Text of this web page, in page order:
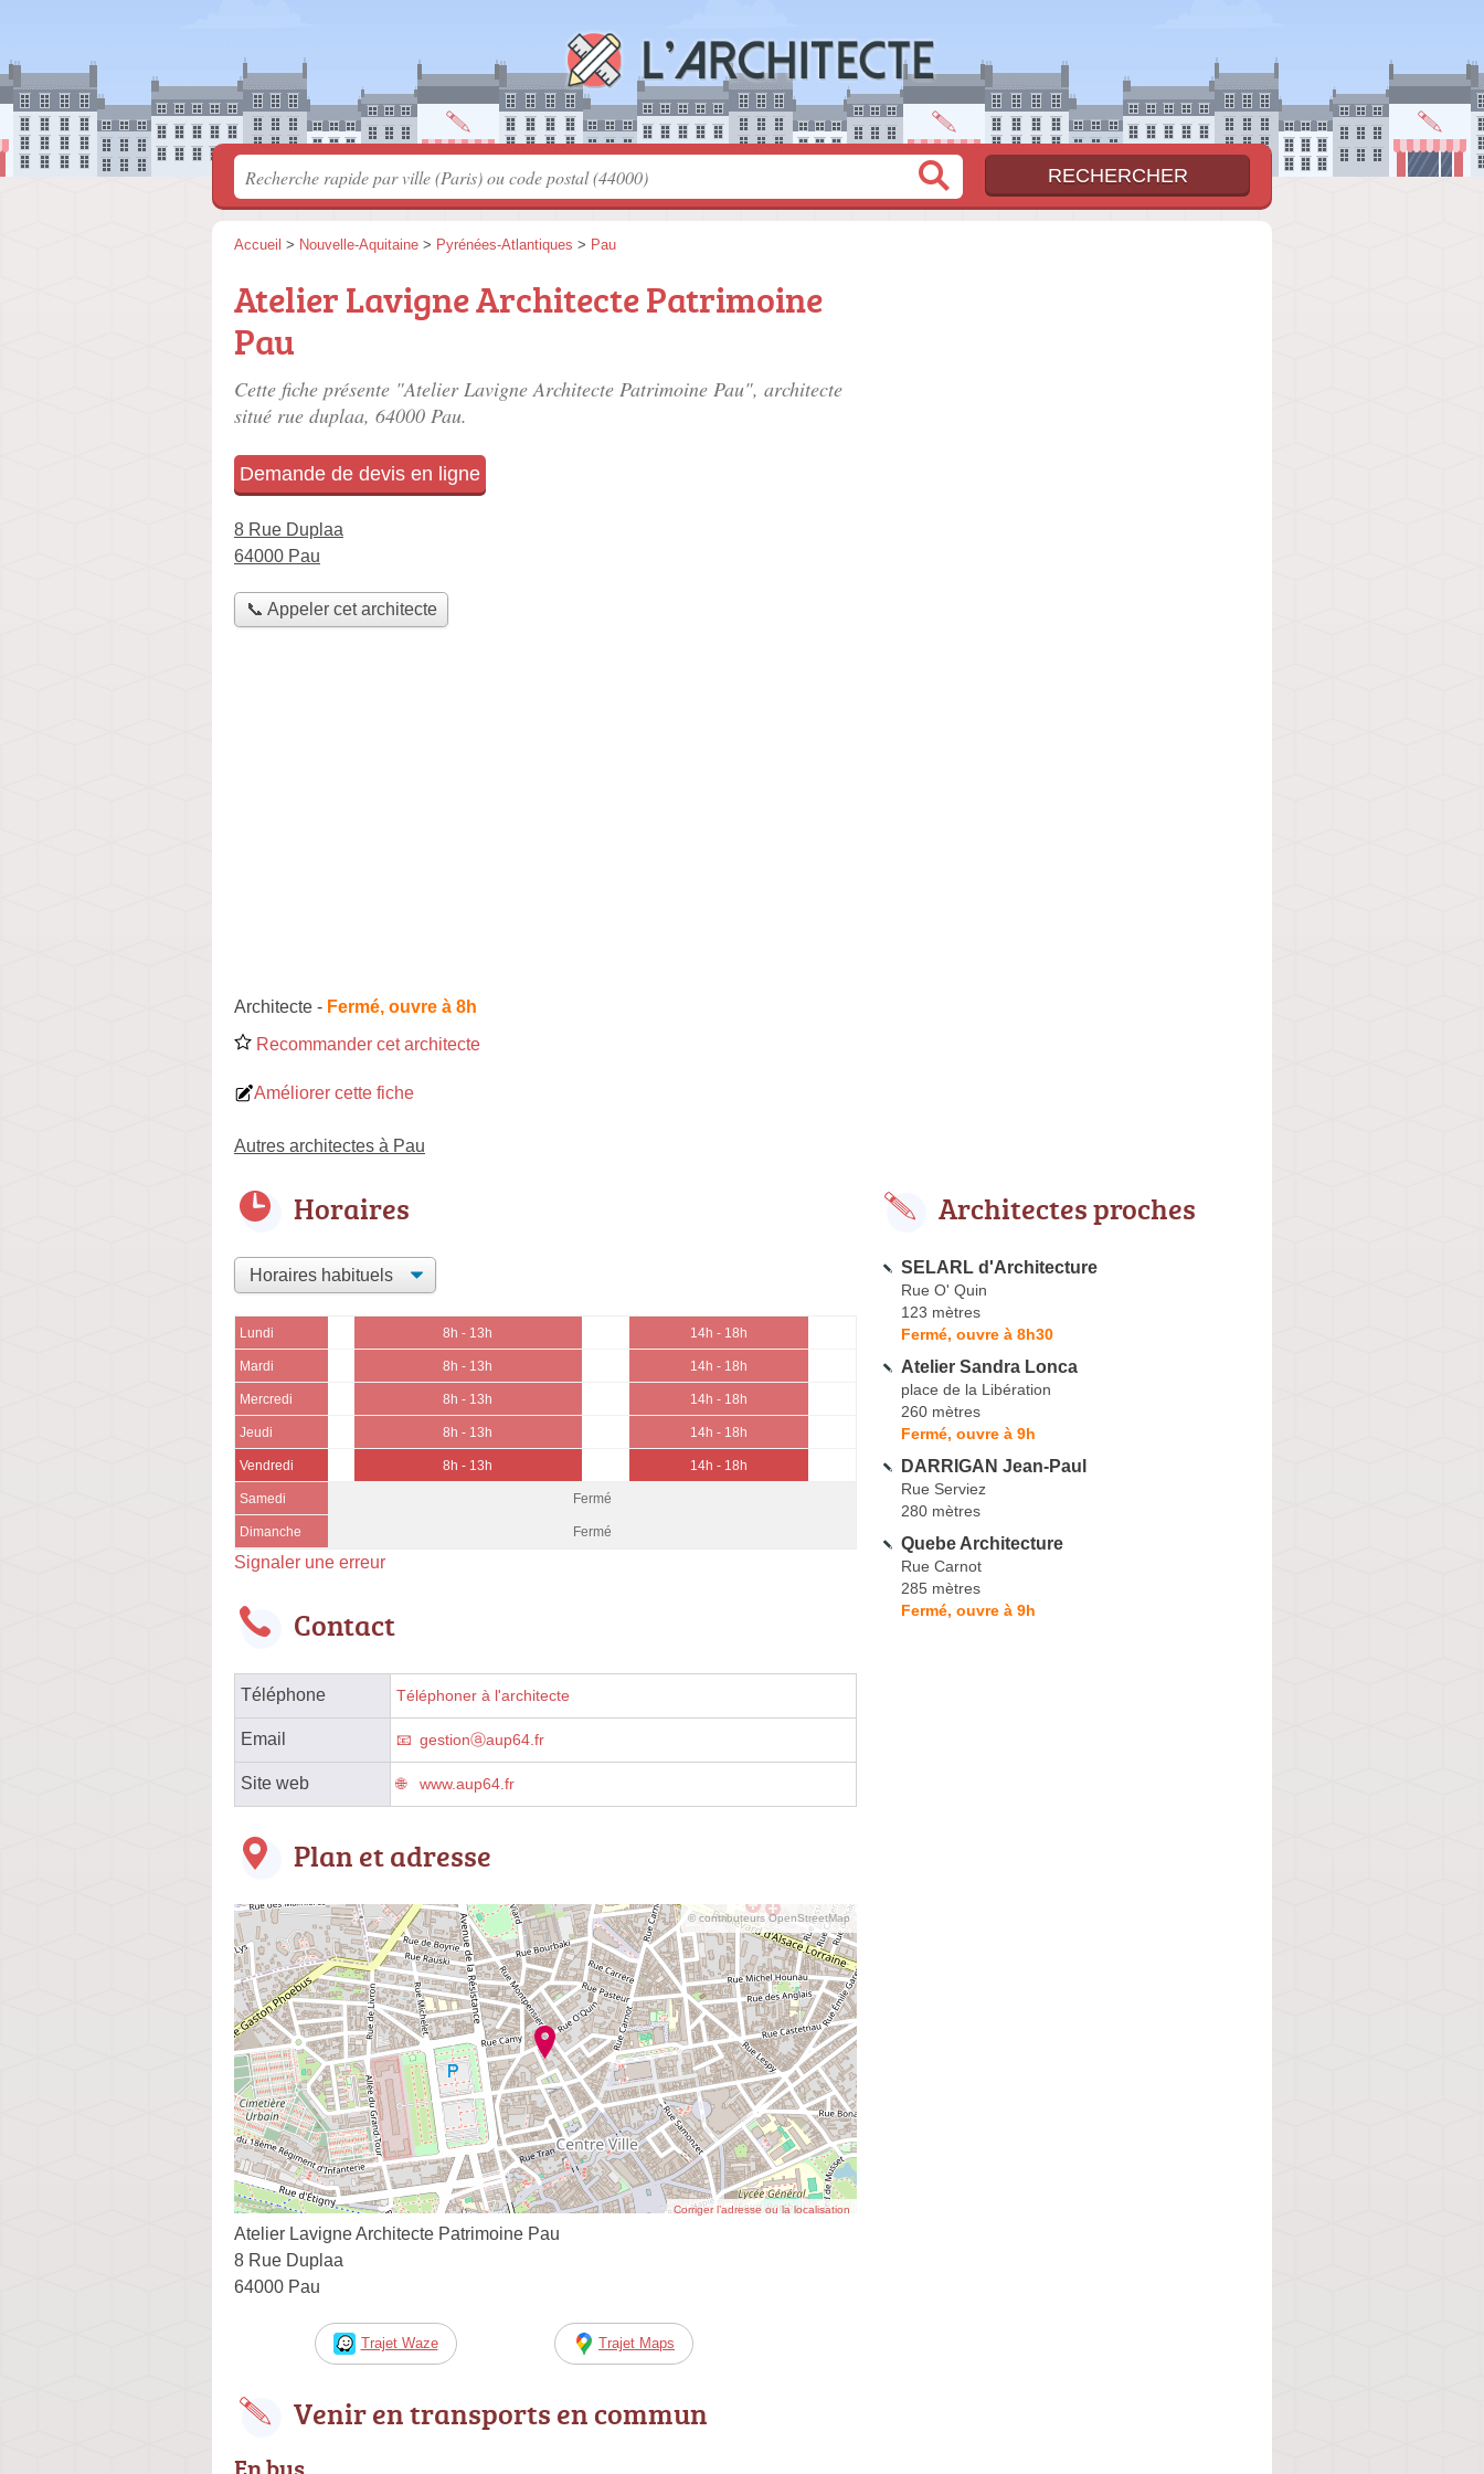
Accueil > Nouvelle-Aquitaine > Pyrénées-Atlantiques > Pau
Atelier Lavigne Architecte Patrimoine
Pau
Cette fiche présente "Atelier Lavigne Architecte Patrimoine Pau", architecte
situé rue duplaa, 64000 Pau.
Demande de devis en ligne
8 Rue Duplaa
64000 Pau
📞 Appeler cet architecte
Architecte - Fermé, ouvre à 8h
Recommander cet architecte
Améliorer cette fiche
Autres architectes à Pau
Horaires
Lundi 8h - 13h 14h - 18h
Mardi 8h - 13h 14h - 18h
Mercredi 8h - 13h 14h - 18h
Jeudi 8h - 13h 14h - 18h
Vendredi 8h - 13h 14h - 18h
Samedi Fermé
Dimanche Fermé
Signaler une erreur
Contact
Téléphone Téléphoner à l'architecte
Email gestionⓐaup64.fr
Site web www.aup64.fr
Plan et adresse
© contributeurs OpenStreetMap
Corriger l’adresse ou la localisation
Atelier Lavigne Architecte Patrimoine Pau
8 Rue Duplaa
64000 Pau
Trajet Waze Trajet Maps
Venir en transports en commun
Architectes proches
SELARL d'Architecture
Rue O' Quin
123 mètres
Fermé, ouvre à 8h30
Atelier Sandra Lonca
place de la Libération
260 mètres
Fermé, ouvre à 9h
DARRIGAN Jean-Paul
Rue Serviez
280 mètres
Quebe Architecture
Rue Carnot
285 mètres
Fermé, ouvre à 9h